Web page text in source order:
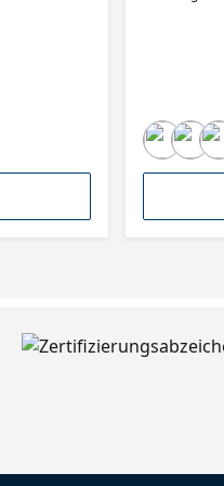
/
/ Messing /
abtragen
was
wichtig ist.
kein